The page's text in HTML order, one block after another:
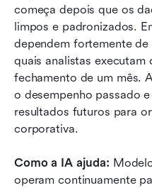
começa depois que os
limpos e padronizados.
dependem fortemente
quais analistas executam
fechamento de um mês.
o desempenho passado
resultados futuros para
corporativa.
Como a IA ajuda:
operam continuamente